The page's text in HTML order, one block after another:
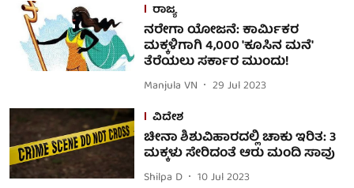
ರಾಜ್ಯ
ನರೇಗಾ ಯೋಜನೆ: ಕಾರ್ಮಿಕರ
ಮಕ್ಕಳಿಗಾಗಿ 4,000 'ಕೂಸಿನ ಮನೆ'
ತೆರೆಯಲು ಸರ್ಕಾರ ಮುಂದು!
Manjula VN
29 Jul 2023
ವಿದೇಶ
ಚೀನಾ ಶಿಶುವಿಹಾರದಲ್ಲಿ ಚಾಕು ಇರಿತ: 3
ಮಕ್ಕಳು ಸೇರಿದಂತೆ ಆರು ಮಂದಿ ಸಾವು
Shilpa D
10 Jul 2023